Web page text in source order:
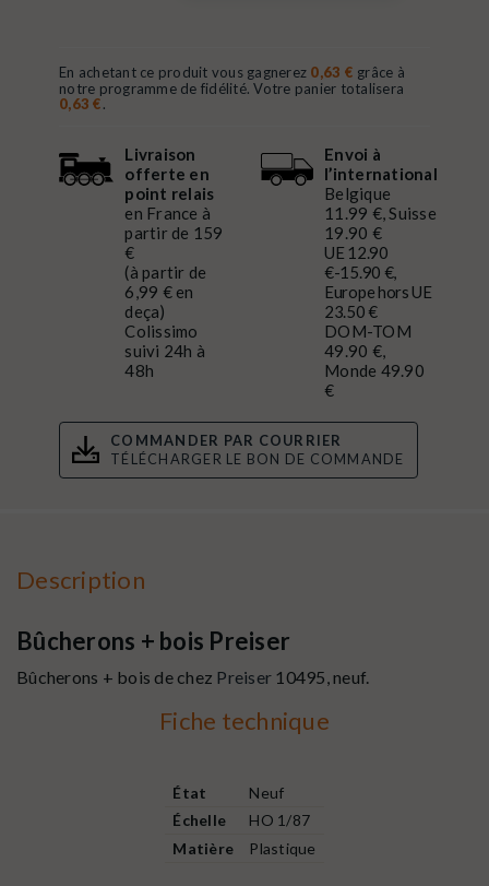
En achetant ce produit vous gagnerez 0,63 € grâce à
notre programme de fidélité. Votre panier totalisera
0,63 €.
Livraison
offerte en
point relais
en France à
partir de 159
€
(à partir de
6,99 € en
deça)
Colissimo
suivi 24h à
48h
Envoi à
l’international
Belgique
11.99 €, Suisse
19.90 €
UE 12.90
€-15.90 €,
Europe hors UE
23.50 €
DOM-TOM
49.90 €,
Monde 49.90
€
COMMANDER PAR COURRIER
TÉLÉCHARGER LE BON DE COMMANDE
Description
Bûcherons + bois Preiser
Bûcherons + bois de chez Preiser 10495, neuf.
Fiche technique
État
Neuf
Échelle
HO 1/87
Matière
Plastique